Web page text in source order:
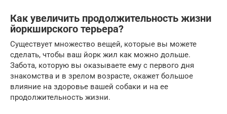
Как увеличить продолжительность жизни
йоркширского терьера?
Существует множество вещей, которые вы можете
сделать, чтобы ваш йорк жил как можно дольше.
Забота, которую вы оказываете ему с первого дня
знакомства и в зрелом возрасте, окажет большое
влияние на здоровье вашей собаки и на ее
продолжительность жизни.